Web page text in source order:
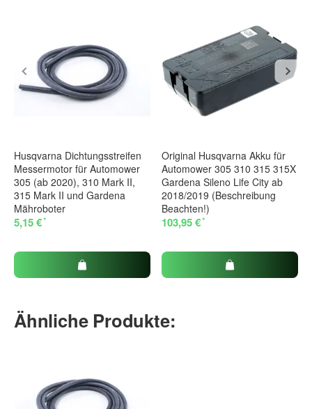
Husqvarna Dichtungsstreifen
Messermotor für Automower
305 (ab 2020), 310 Mark II,
315 Mark II und Gardena
Mähroboter
5,15 €*
Original Husqvarna Akku für
Automower 305 310 315 315X
Gardena Sileno Life City ab
2018/2019 (Beschreibung
Beachten!)
103,95 €*
Ähnliche Produkte: